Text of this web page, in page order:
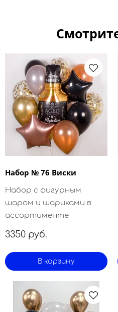
Набор № 76 Виски
Набор с фигурным
шаром и шариками в
ассортименте
3350 руб.
В корзину